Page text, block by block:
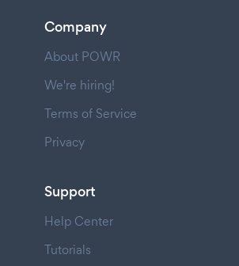
Company
About POWR
We're hiring!
Terms of Service
Privacy
Support
Help Center
Tutorials